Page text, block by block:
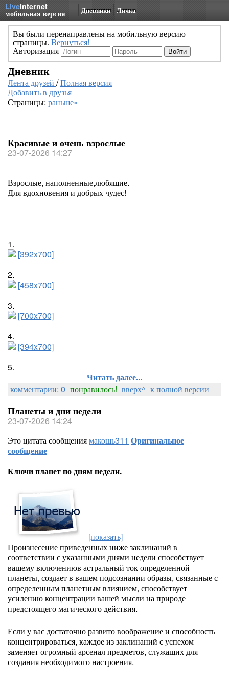
LiveInternet
мобильная версия Дневники Личка
Вы были перенаправлены на мобильную версию
страницы. Вернуться!
Авторизация
Дневник
Лента друзей /Полная версия
Добавить в друзья
Страницы: раньше»
Красивые и очень взрослые
23-07-2026 14:27
Взрослые, наполненные,любящие.
Для вдохновения и добрых чудес!
1.
[392x700]
2.
[458x700]
3.
[700x700]
4.
[394x700]
5.
Читать далее...
комментарии: 0 понравилось! вверх^ к полной версии
Планеты и дни недели
23-07-2026 14:24
Это цитата сообщениямакошь311 Оригинальное
сообщение
Ключи планет по дням недели.
[показать]
Произнесение приведенных ниже заклинаний в
соответствии с указанными днями недели способствует
вашему включениюв астральный ток определенной
планеты, создает в вашем подсознании образы, связанные с
определенным планетным влиянием, способствует
усилению концентрации вашей мысли на природе
предстоящего магического действия.
Если у вас достаточно развито воображение и способность
концентрироваться, каждое из заклинаний с успехом
заменяет огромный арсенал предметов, служащих для
создания необходимого настроения.